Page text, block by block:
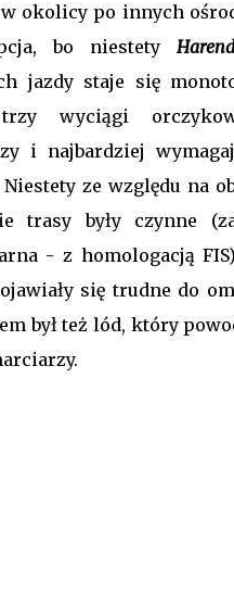
okolicy po innych
bo niestety
jazdy staje się
wyciągi
i najbardziej
ze względu na
trasy były czynne
- z homologacją
się trudne do
był też lód, który